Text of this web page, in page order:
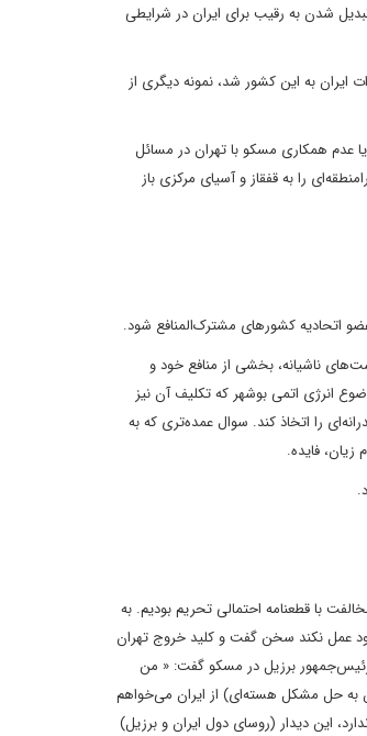
شدن به رقیب برای ایران در شرایطی
عدم همکاری مسکو با تهراندر مسائل
را به قفقاز و آسیای مرکزی باز
اتحادیه کشورهای مشترک‌المنافع شود.
ناشیانه، بخشی از منافع خود و
انرژی اتمی بوشهر که تکلیف آن نیز
را اتخاذ کند. سوال عمده‌تری که به
فایده.
.
با قطعنامه احتمالی تحریمبودیم. به
عمل نکند سخن گفت و کلید خروج تهران
رئیس‌جمهور برزیل در مسکو گفت: « من
مورد جلب تهران به حل مشکل هسته‌ای) از ایران می‌خواهم
این دیدار (روسای دول ایران و برزیل)